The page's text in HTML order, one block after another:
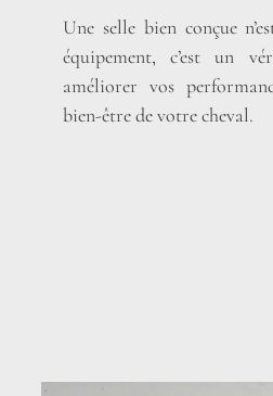
Une selle bien conçue
équipement, c’est un
améliorer vos
bien-être de votre cheval.